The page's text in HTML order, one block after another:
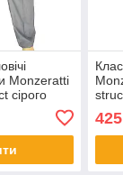
Monzeratti
сірого
425